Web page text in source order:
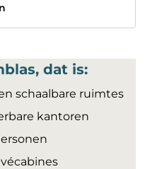
dat is:
schaalbare ruimtes
kantoren